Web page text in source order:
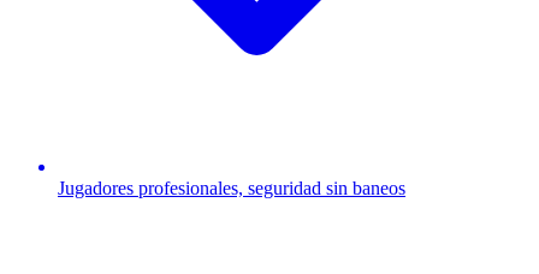
Jugadores profesionales, seguridad sin baneos